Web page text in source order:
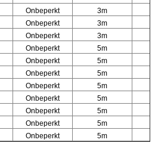
Onbeperkt 3m
Onbeperkt 3m
Onbeperkt 3m
Onbeperkt 5m
Onbeperkt 5m
Onbeperkt 5m
Onbeperkt 5m
Onbeperkt 5m
Onbeperkt 5m
Onbeperkt 5m
Onbeperkt 5m